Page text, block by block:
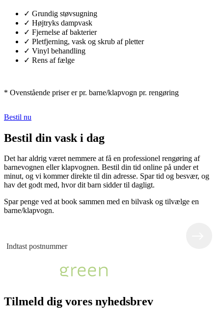
✓ Grundig støvsugning
✓ Højtryks dampvask
✓ Fjernelse af bakterier
✓ Pletfjerning, vask og skrub af pletter
✓ Vinyl behandling
✓ Rens af fælge
* Ovenstående priser er pr. barne/klapvogn pr. rengøring
Bestil nu
Bestil din vask i dag
Det har aldrig været nemmere at få en professionel rengøring af
barnevognen eller klapvognen. Bestil din tid online på under et
minut, og vi kommer direkte til din adresse. Spar tid og besvær, og
hav det godt med, hvor dit barn sidder til dagligt.
Spar penge ved at book sammen med en bilvask og tilvælge en
barne/klapvogn.
Tilmeld dig vores nyhedsbrev